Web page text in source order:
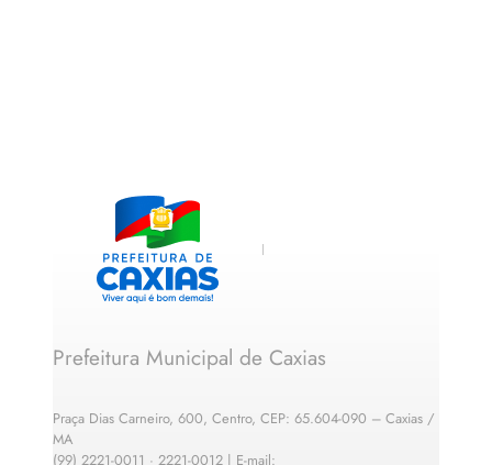
Prefeitura Municipal de Caxias
Praça Dias Carneiro, 600, Centro, CEP: 65.604-090 – Caxias /
MA
(99) 2221-0011 · 2221-0012 | E-mail: